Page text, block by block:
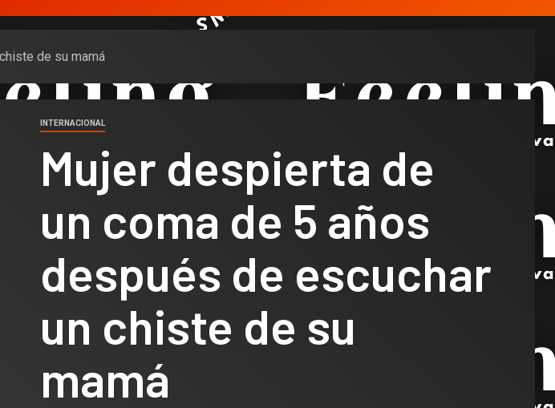
de su mamá
INTERNACIONAL
Mujer despierta de
un coma de 5 años
después de escuchar
un chiste de su
mamá